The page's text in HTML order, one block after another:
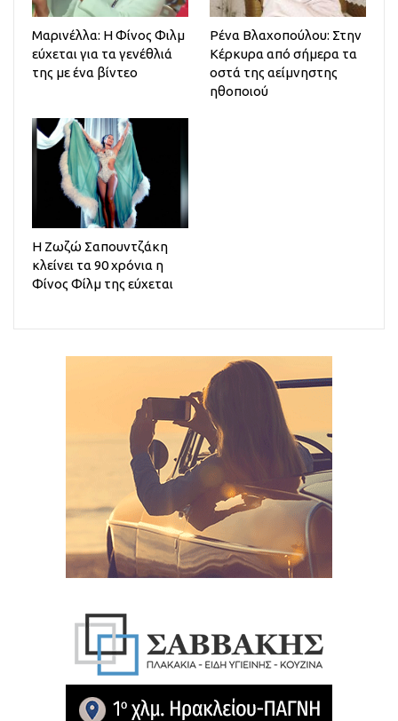
Μαρινέλλα: Η Φίνος Φιλμ
εύχεται για τα γενέθλιά
της με ένα βίντεο
Ρένα Βλαχοπούλου: Στην
Κέρκυρα από σήμερα τα
οστά της αείμνηστης
ηθοποιού
Η Ζωζώ Σαπουντζάκη
κλείνει τα 90 χρόνια η
Φίνος Φίλμ της εύχεται